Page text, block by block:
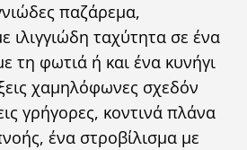
παζάρεμα,
ιλιγγιώδη ταχύτητα σε ένα
τη φωτιά ή και ένα κυνήγι
χαμηλόφωνες σχεδόν
γρήγορες, κοντινά πλάνα
ένα στροβίλισμα με